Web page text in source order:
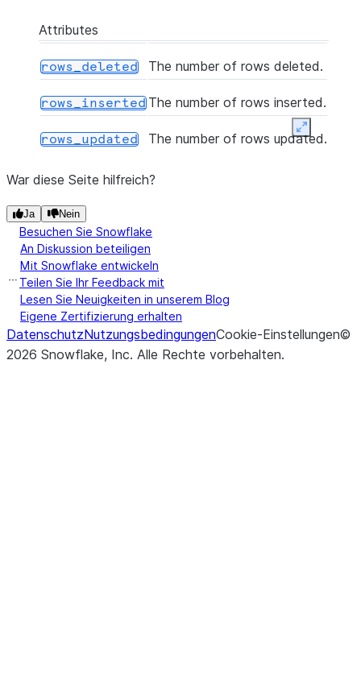
Attributes
rows_deleted The number of rows deleted.
rows_inserted The number of rows inserted.
rows_updated The number of rows updated.
Expand
War diese Seite hilfreich?
Ja Nein
Besuchen Sie Snowflake
An Diskussion beteiligen
Mit Snowflake entwickeln
Teilen Sie Ihr Feedback mit
Lesen Sie Neuigkeiten in unserem Blog
Eigene Zertifizierung erhalten
DatenschutzNutzungsbedingungenCookie-Einstellungen©
2026 Snowflake, Inc. Alle Rechte vorbehalten.